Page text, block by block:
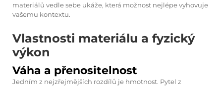
materiálů vedle sebe ukáže, která možnost nejlépe vyhovuje
vašemu kontextu.
Vlastnosti materiálu a fyzický
výkon
Váha a přenositelnost
Jedním z nejzřejmějších rozdílů je hmotnost. Pytel z